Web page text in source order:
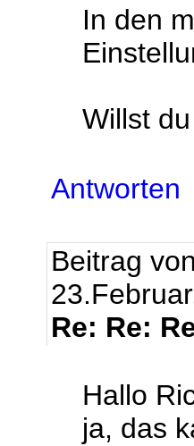
In den
Willst
Antworten
Beitrag von
Re: Re:
Hallo
ja, das